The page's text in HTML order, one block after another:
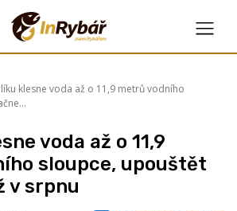
klesne voda až o 11,9 metrů vodního
voda až o 11,9
sloupce, upouštět
v srpnu